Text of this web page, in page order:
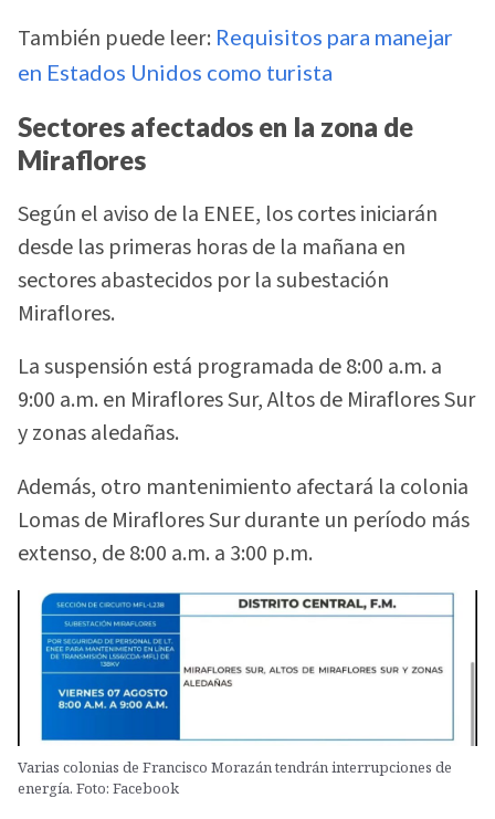
También puede leer: Requisitos para manejar
en Estados Unidos como turista
Sectores afectados en la zona de
Miraflores
Según el aviso de la ENEE, los cortes iniciarán
desde las primeras horas de la mañana en
sectores abastecidos por la subestación
Miraflores.
La suspensión está programada de 8:00 a.m. a
9:00 a.m. en Miraflores Sur, Altos de Miraflores Sur
y zonas aledañas.
Además, otro mantenimiento afectará la colonia
Lomas de Miraflores Sur durante un período más
extenso, de 8:00 a.m. a 3:00 p.m.
Varias colonias de Francisco Morazán tendrán interrupciones de
energía. Foto: Facebook